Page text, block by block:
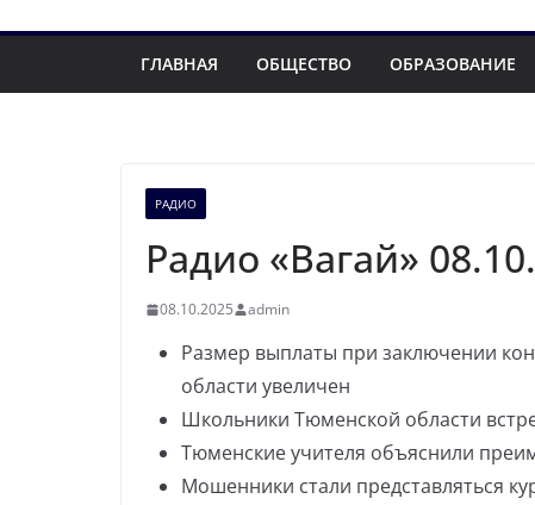
ГЛАВНАЯ ОБЩЕСТВО ОБРАЗОВАНИЕ
РАДИО
Радио «Вагай»
08.10.2025 admin
Размер выплаты при заключении
области увеличен
Школьники Тюменской области
Тюменские учителя объяснили
Мошенники стали представляться